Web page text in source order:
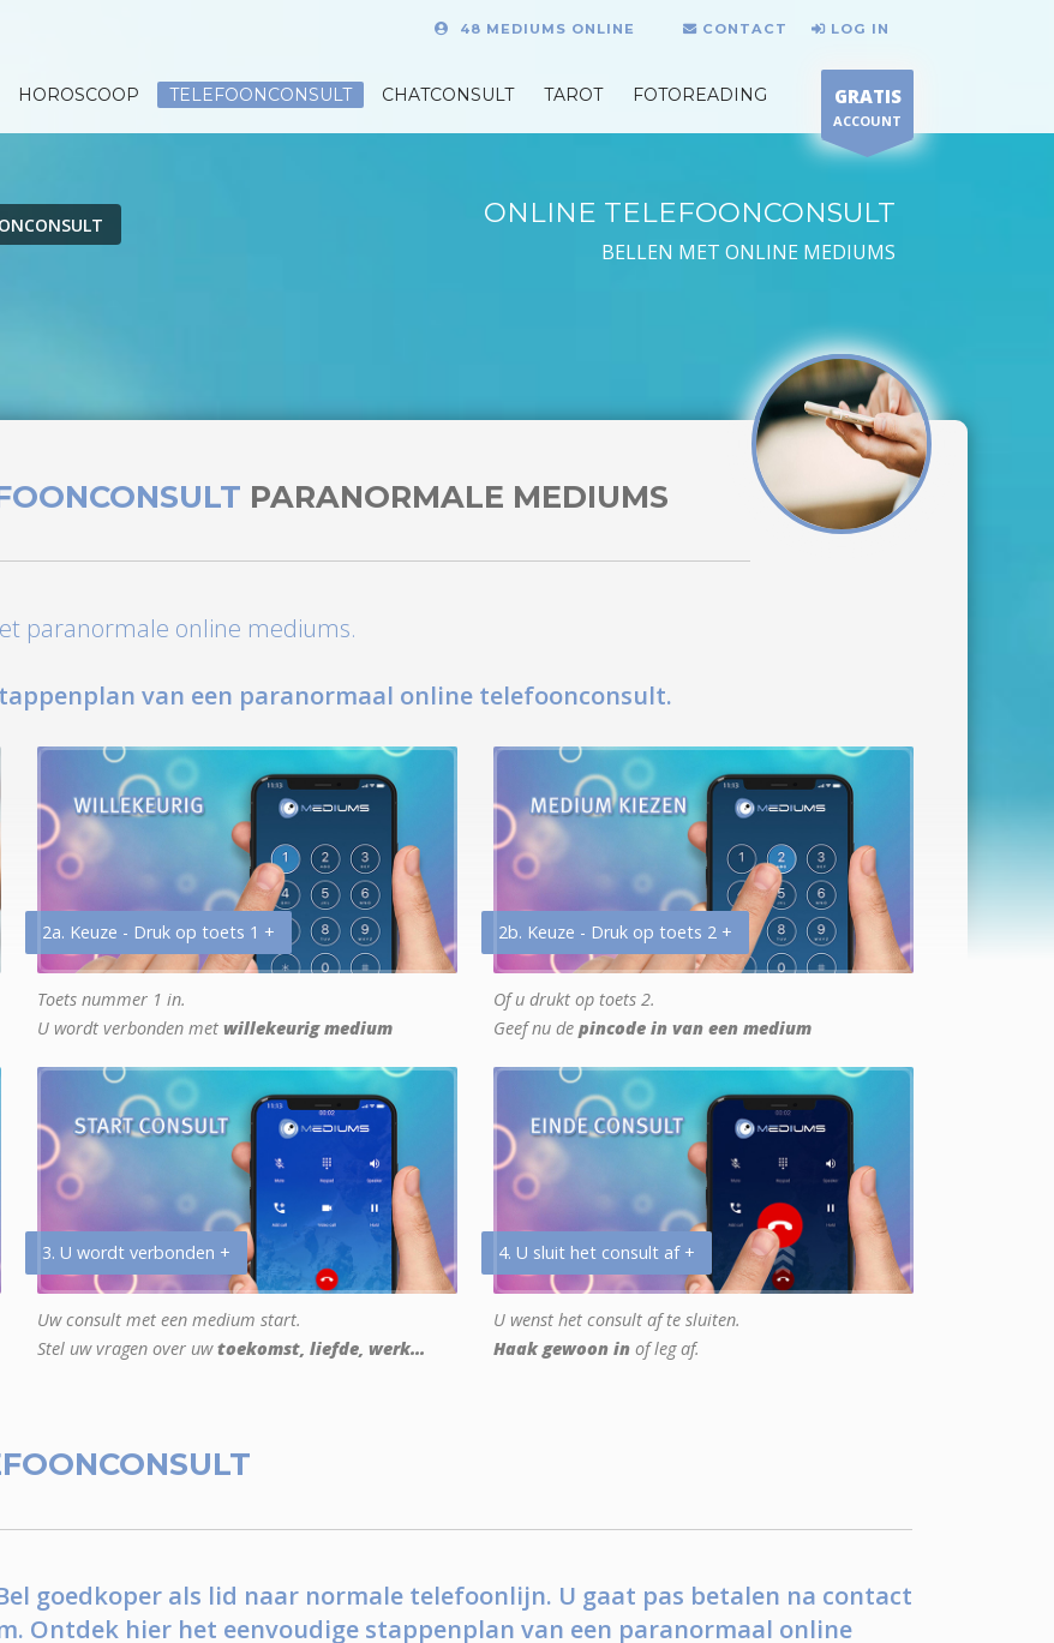
48 MEDIUMS ONLINE CONTACT LOG IN
HOROSCOOP TELEFOONCONSULT CHATCONSULT TAROT FOTOREADING GRATIS
ACCOUNT
ONLINE TELEFOONCONSULT
BELLEN MET ONLINE MEDIUMS
PARANORMALE MEDIUMS
paranormale online mediums.
van een paranormaal online telefoonconsult.
2a. Keuze - Druk op toets 1 +
Toets nummer 1 in.
U wordt verbonden met willekeurig medium
2b. Keuze - Druk op toets 2 +
Of u drukt op toets 2.
Geef nu de pincode in van een medium
3. U wordt verbonden +
Uw consult met een medium start.
Stel uw vragen over uwtoekomst, liefde, werk...
4. U sluit het consult af +
U wenst het consult af te sluiten.
Haak gewoon in of leg af.
goedkoper als lid naar normale telefoonlijn. U gaat pas betalen na contact
Ontdek hier het eenvoudige stappenplan van een paranormaal online